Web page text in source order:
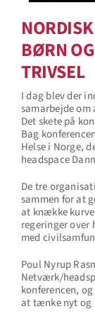
BØRN
TRIVSEL
I dag blev der
samarbejde om
Det skete på
Bag
Helse i Norge,
headspace
De tre
sammen for at
at knække
regeringer over
med
Poul Nyrup
Netværk/
konferencen,
at tænke nyt og